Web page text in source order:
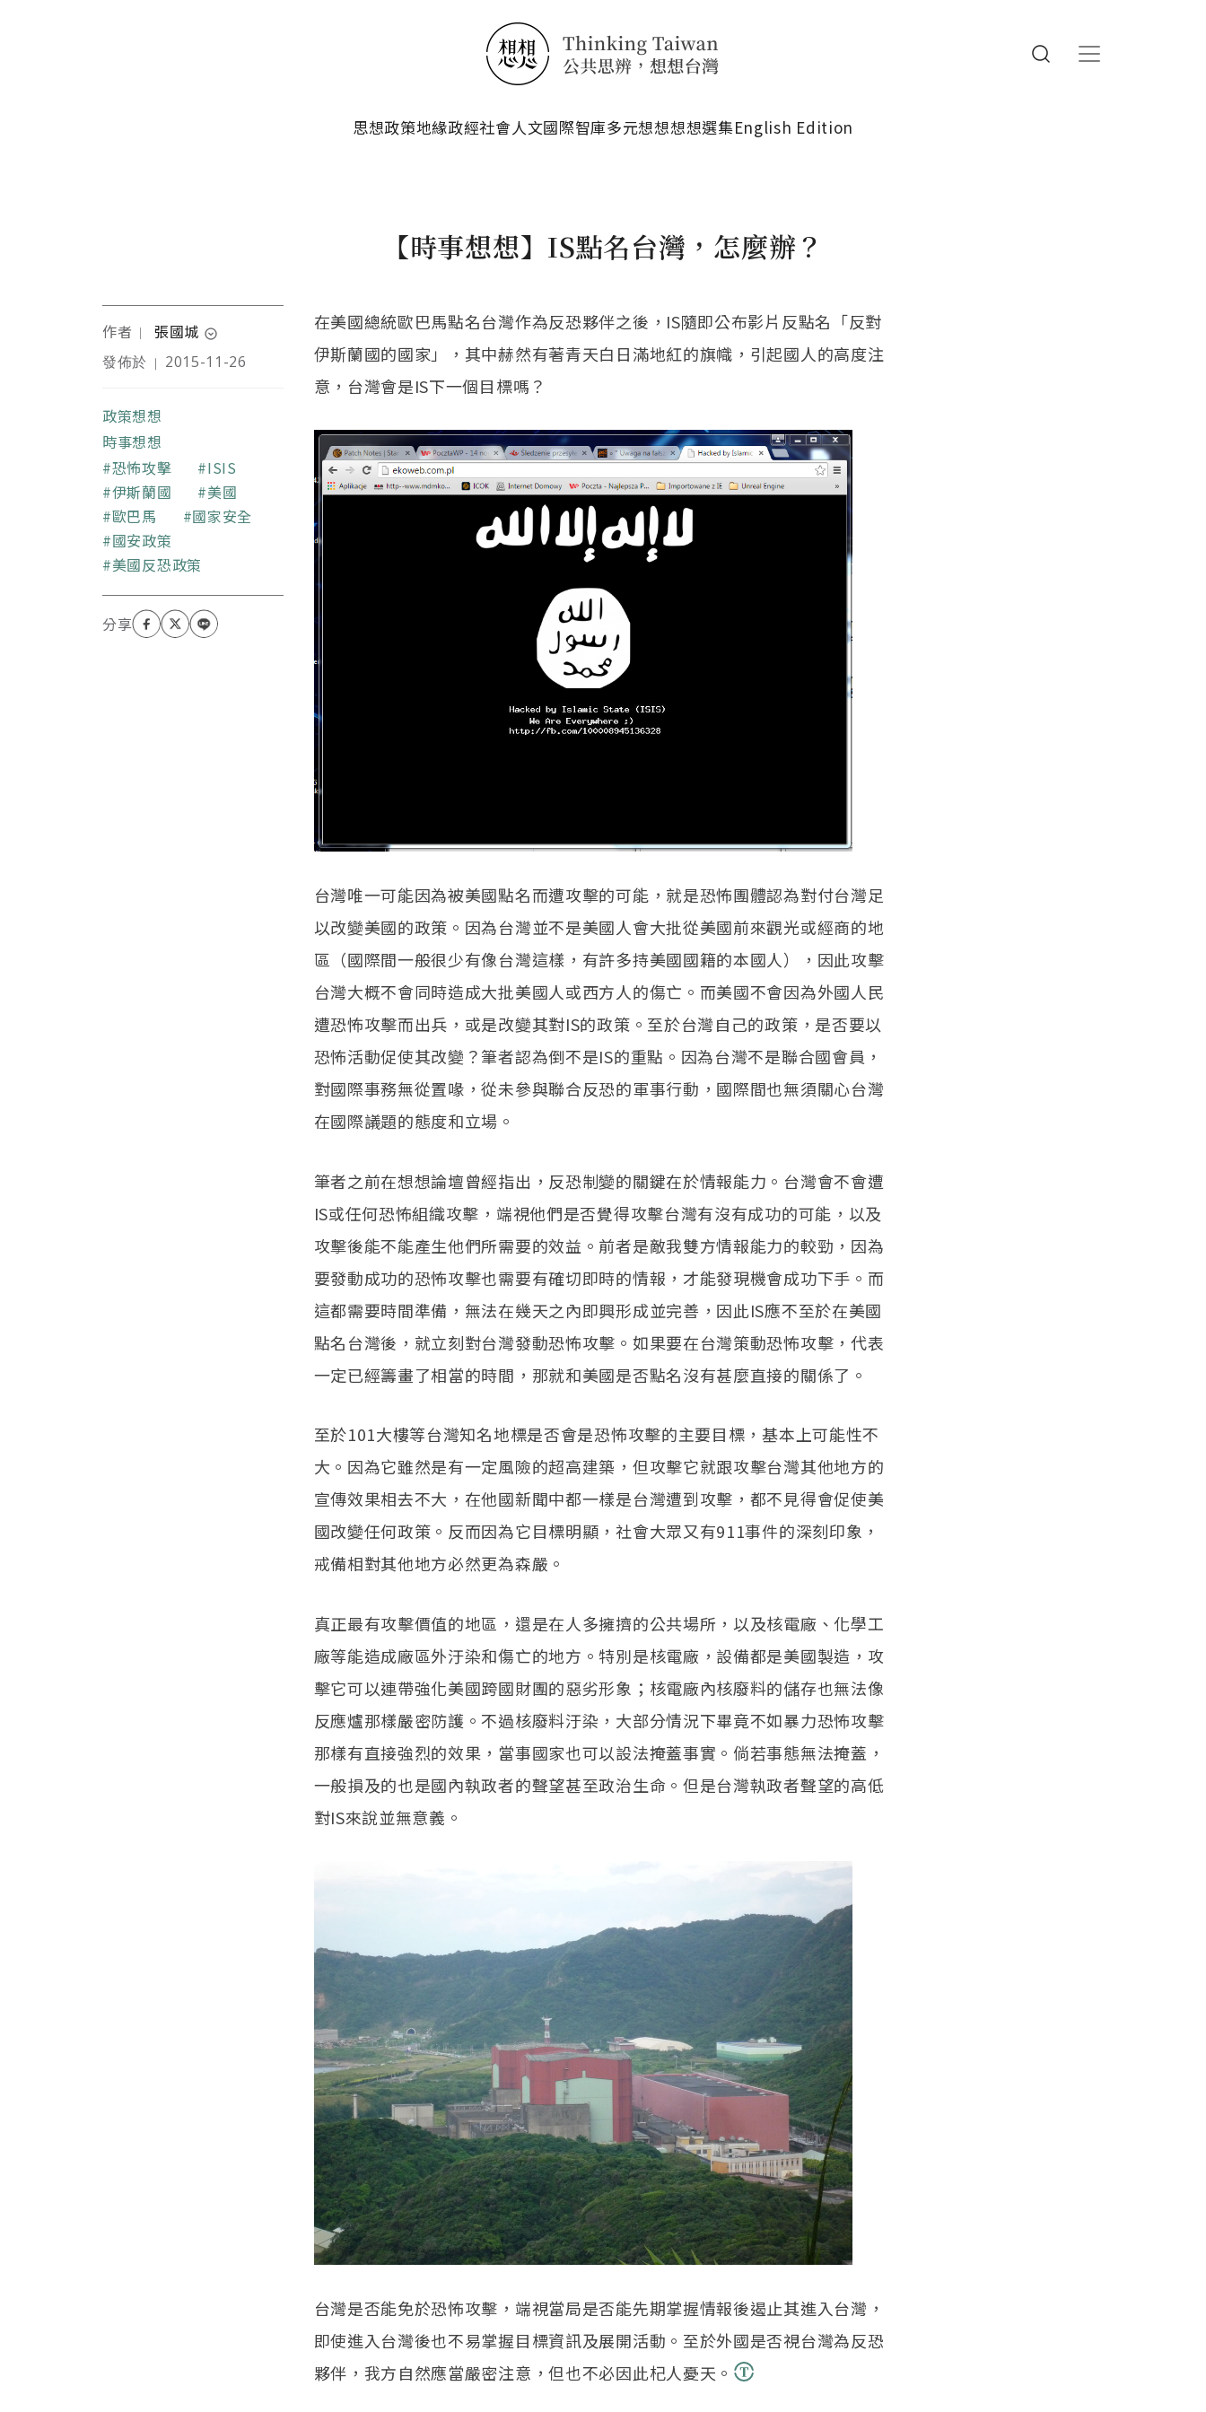
思想政策地緣政經社會人文國際智庫多元想想想想選集English Edition
【時事想想】IS點名台灣，怎麼辦？
作者 ｜ 張國城 expand_circle_down
作者為台北醫學大學通
發佈於 ｜ 2015-11-26
政策想想
時事想想
關鍵字
恐怖攻擊
ISIS
伊斯蘭國
美國
歐巴馬
國家安全
國安政策
美國反恐政策
在美國總統歐巴馬點名台灣作為反恐夥伴之後，IS隨即公布影片反點名「反對
伊斯蘭國的國家」，其中赫然有著青天白日滿地紅的旗幟，引起國人的高度注
意，台灣會是IS下一個目標嗎？
台灣唯一可能因為被美國點名而遭攻擊的可能，就是恐怖團體認為對付台灣足
以改變美國的政策。因為台灣並不是美國人會大批從美國前來觀光或經商的地
區（國際間一般很少有像台灣這樣，有許多持美國國籍的本國人），因此攻擊
台灣大概不會同時造成大批美國人或西方人的傷亡。而美國不會因為外國人民
遭恐怖攻擊而出兵，或是改變其對IS的政策。至於台灣自己的政策，是否要以
恐怖活動促使其改變？筆者認為倒不是IS的重點。因為台灣不是聯合國會員，
對國際事務無從置喙，從未參與聯合反恐的軍事行動，國際間也無須關心台灣
在國際議題的態度和立場。
筆者之前在想想論壇曾經指出，反恐制變的關鍵在於情報能力。台灣會不會遭
IS或任何恐怖組織攻擊，端視他們是否覺得攻擊台灣有沒有成功的可能，以及
攻擊後能不能產生他們所需要的效益。前者是敵我雙方情報能力的較勁，因為
要發動成功的恐怖攻擊也需要有確切即時的情報，才能發現機會成功下手。而
這都需要時間準備，無法在幾天之內即興形成並完善，因此IS應不至於在美國
點名台灣後，就立刻對台灣發動恐怖攻擊。如果要在台灣策動恐怖攻擊，代表
一定已經籌畫了相當的時間，那就和美國是否點名沒有甚麼直接的關係了。
至於101大樓等台灣知名地標是否會是恐怖攻擊的主要目標，基本上可能性不
大。因為它雖然是有一定風險的超高建築，但攻擊它就跟攻擊台灣其他地方的
宣傳效果相去不大，在他國新聞中都一樣是台灣遭到攻擊，都不見得會促使美
國改變任何政策。反而因為它目標明顯，社會大眾又有911事件的深刻印象，
戒備相對其他地方必然更為森嚴。
真正最有攻擊價值的地區，還是在人多擁擠的公共場所，以及核電廠、化學工
廠等能造成廠區外汙染和傷亡的地方。特別是核電廠，設備都是美國製造，攻
擊它可以連帶強化美國跨國財團的惡劣形象；核電廠內核廢料的儲存也無法像
反應爐那樣嚴密防護。不過核廢料汙染，大部分情況下畢竟不如暴力恐怖攻擊
那樣有直接強烈的效果，當事國家也可以設法掩蓋事實。倘若事態無法掩蓋，
一般損及的也是國內執政者的聲望甚至政治生命。但是台灣執政者聲望的高低
對IS來說並無意義。
台灣是否能免於恐怖攻擊，端視當局是否能先期掌握情報後遏止其進入台灣，
即使進入台灣後也不易掌握目標資訊及展開活動。至於外國是否視台灣為反恐
夥伴，我方自然應當嚴密注意，但也不必因此杞人憂天。